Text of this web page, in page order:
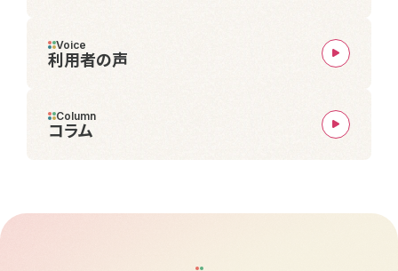
Voice
利用者の声
Column
コラム